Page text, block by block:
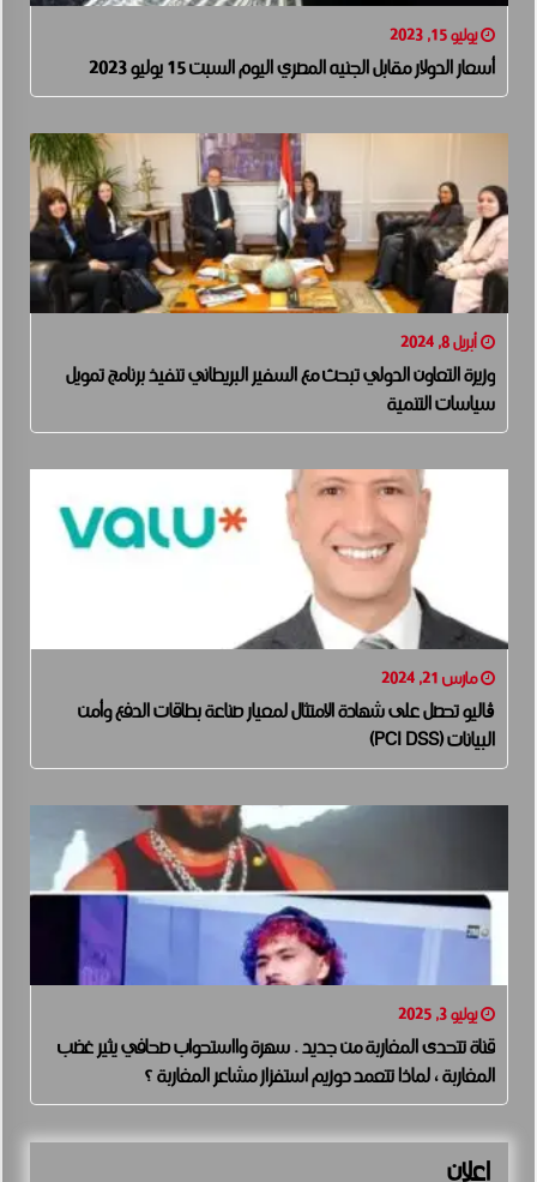
يوليو 15, 2023
أسعار الدولار مقابل الجنيه المصري اليوم السبت 15 يوليو 2023
أبريل 8, 2024
وزيرة التعاون الدولي تبحث مع السفير البريطاني تنفيذ برنامج تمويل
سياسات التنمية
مارس 21, 2024
ڤاليو تحصل على شهادة الامتثال لمعيار صناعة بطاقات الدفع وأمن
البيانات (PCI DSS)
يوليو 3, 2025
قناة تتحدى المغاربة من جديد . سهرة وااستحواب صحافي يثير غضب
المغاربة ، لماذا تتعمد دوزيم استفزاز مشاعر المغاربة ؟